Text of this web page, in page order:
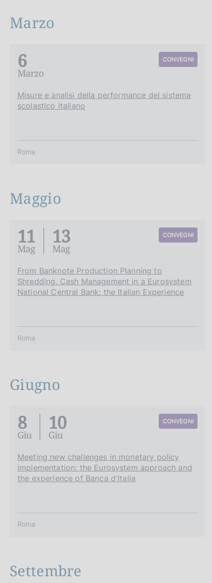
Marzo
6
Marzo
CONVEGNI
Misure e analisi della performance del sistema
scolastico italiano
Roma
Maggio
11
Mag
13
Mag
CONVEGNI
From Banknote Production Planning to
Shredding. Cash Management in a Eurosystem
National Central Bank: the Italian Experience
Roma
Giugno
8
Giu
10
Giu
CONVEGNI
Meeting new challenges in monetary policy
implementation: the Eurosystem approach and
the experience of Banca d'Italia
Roma
Settembre